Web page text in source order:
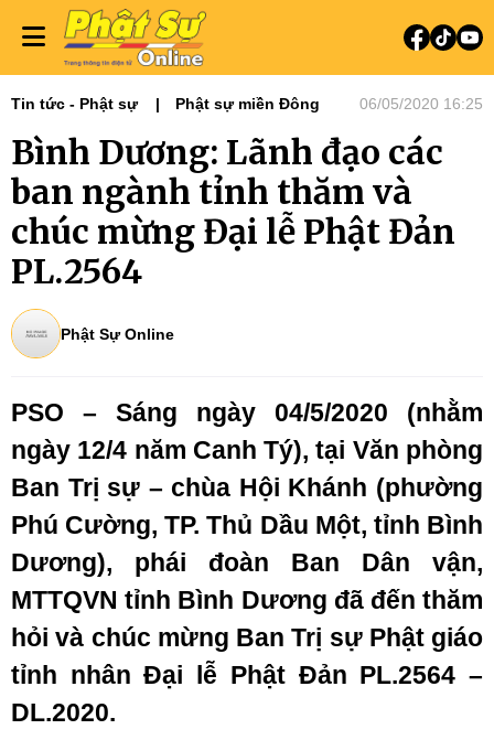
Tin tức - Phật sự Phật sự miền Đông 06/05/2020 16:25
Bình Dương: Lãnh đạo các
ban ngành tỉnh thăm và
chúc mừng Đại lễ Phật Đản
PL.2564
Phật Sự Online
PSO – Sáng ngày 04/5/2020 (nhằm
ngày 12/4 năm Canh Tý),tại Văn phòng
Ban Trị sự – chùa Hội Khánh (phường
Phú Cường, TP. Thủ Dầu Một, tỉnh Bình
Dương), phái đoàn Ban Dân vận,
MTTQVN tỉnh Bình Dương đã đếnthăm
hỏi và chúc mừng Ban Trị sự Phật giáo
tỉnh nhânĐại lễ Phật Đản PL.2564 –
DL.2020.